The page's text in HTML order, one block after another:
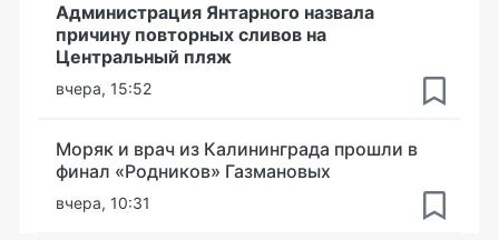
Администрация Янтарного назвала
причину повторных сливов на
Центральный пляж
вчера, 15:52
Моряк и врач из Калининграда прошли в
финал «Родников» Газмановых
вчера, 10:31